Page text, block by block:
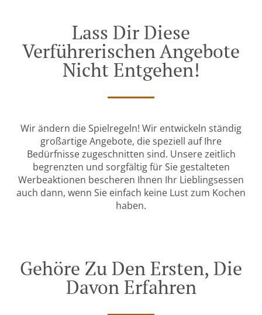
Lass Dir Diese
Verführerischen Angebote
Nicht Entgehen!
Wir ändern die Spielregeln! Wir entwickeln ständig
großartige Angebote, die speziell auf Ihre
Bedürfnisse zugeschnitten sind. Unsere zeitlich
begrenzten und sorgfältig für Sie gestalteten
Werbeaktionen bescheren Ihnen Ihr Lieblingsessen
auch dann, wenn Sie einfach keine Lust zum Kochen
haben.
Gehöre Zu Den Ersten, Die
Davon Erfahren